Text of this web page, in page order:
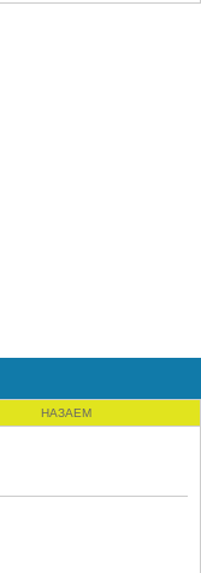
НАЗАЕМ